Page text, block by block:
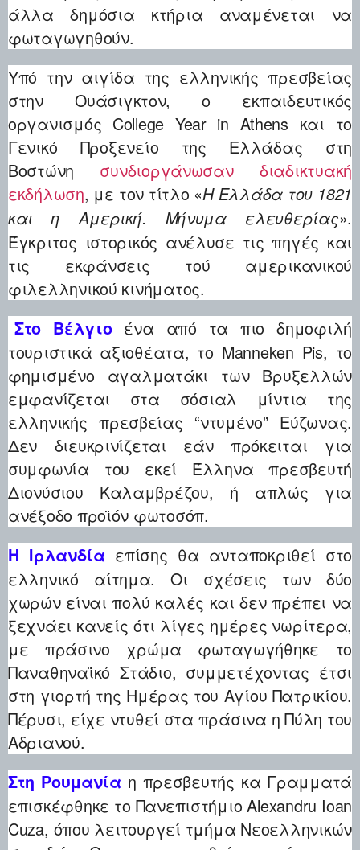
άλλα δημόσια κτήρια αναμένεται να
φωταγωγηθούν.
Yπό την αιγίδα της ελληνικής πρεσβείας
στην Ουάσιγκτον, o εκπαιδευτικός
οργανισμός College Year in Athens και το
Γενικό Προξενείο της Ελλάδας στη
Βοστώνη συνδιοργάνωσαν διαδικτυακή
εκδήλωση, με τον τίτλο «Η Ελλάδα του 1821
και η Αμερική. Μήνυμα ελευθερίας».
Έγκριτος ιστορικός ανέλυσε τις πηγές και
τις εκφάνσεις τού αμερικανικού
φιλελληνικού κινήματος.
Στο Βέλγιο ένα από τα πιο δημοφιλή
τουριστικά αξιοθέατα, το Manneken Pis, το
φημισμένο αγαλματάκι των Βρυξελλών
εμφανίζεται στα σόσιαλ μίντια της
ελληνικής πρεσβείας “ντυμένο” Εύζωνας.
Δεν διευκρινίζεται εάν πρόκειται για
συμφωνία του εκεί Έλληνα πρεσβευτή
Διονύσιου Καλαμβρέζου, ή απλώς για
ανέξοδο προϊόν φωτοσόπ.
Η Ιρλανδία επίσης θα ανταποκριθεί στο
ελληνικό αίτημα. Οι σχέσεις των δύο
χωρών είναι πολύ καλές και δεν πρέπει να
ξεχνάει κανείς ότι λίγες ημέρες νωρίτερα,
με πράσινο χρώμα φωταγωγήθηκε το
Παναθηναϊκό Στάδιο, συμμετέχοντας έτσι
στη γιορτή της Ημέρας του Αγίου Πατρικίου.
Πέρυσι, είχε ντυθεί στα πράσινα η Πύλη του
Αδριανού.
Στη Ρουμανία η πρεσβευτής κα Γραμματά
επισκέφθηκε το Πανεπιστήμιο Alexandru Ioan
Cuza, όπου λειτουργεί τμήμα Νεοελληνικών